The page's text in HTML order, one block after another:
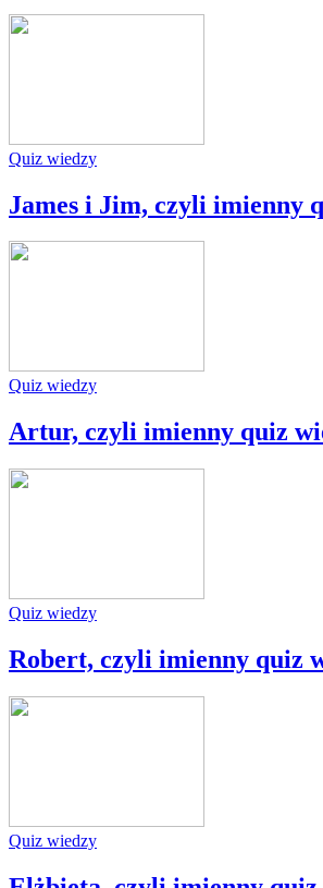
Quiz wiedzy
James i Jim, czyli imienny
Quiz wiedzy
Artur, czyli imienny quiz
Quiz wiedzy
Robert, czyli imienny quiz
Quiz wiedzy